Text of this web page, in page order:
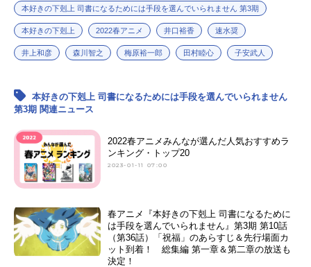
本好きの下剋上 司書になるためには手段を選んでいられません 第3期
本好きの下剋上 2022春アニメ 井口裕香 速水奨
井上和彦 森川智之 梅原裕一郎 田村睦心 子安武人
本好きの下剋上 司書になるためには手段を選んでいられません
第3期 関連ニュース
2022春アニメみんなが選んだ人気おすすめラ
ンキング・トップ20
2023-01-11 07:00
春アニメ『本好きの下剋上 司書になるために
は手段を選んでいられません』第3期 第10話
（第36話）「祝福」のあらすじ＆先行場面カ
ット到着！ 総集編 第一章＆第二章の放送も
決定！